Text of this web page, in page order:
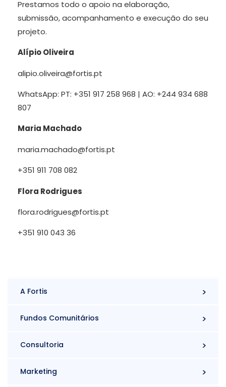
Prestamos todo o apoio na elaboração,
submissão, acompanhamento e execução do seu
projeto.
Alípio Oliveira
alipio.oliveira@fortis.pt
WhatsApp: PT: +351 917 258 968 | AO: +244 934 688
807
Maria Machado
maria.machado@fortis.pt
+351 911 708 082
Flora Rodrigues
flora.rodrigues@fortis.pt
+351 910 043 36
A Fortis
Fundos Comunitários
Consultoria
Marketing